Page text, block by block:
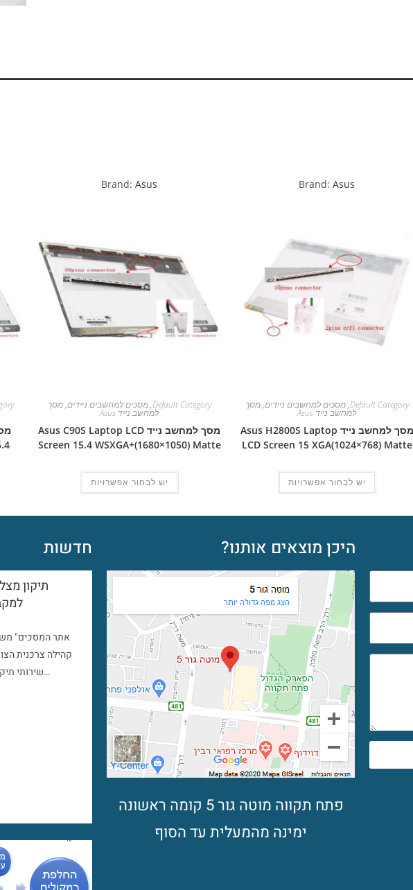
Brand: Asus
Default Category
,מסכים למחשבים ניידים,מסך
למחשב נייד Asus
מסך למחשב נייד Asus H2800S Laptop
LCD Screen 15 XGA(1024×768) Matte
יש לבחור אפשרויות
Brand: Asus
Default Category
,מסכים למחשבים ניידים,מסך
למחשב נייד Asus
מסך למחשב נייד Asus C90S Laptop LCD
Screen 15.4 WSXGA+(1680×1050) Matte
יש לבחור אפשרויות
היכן מוצאים אותנו?
פתח תקווה מוטה גור 5 קומה ראשונה
ימינה מהמעלית עד הסוף
חדשות
תיקון
קהילה צרכנית
שירותי תיקונים…